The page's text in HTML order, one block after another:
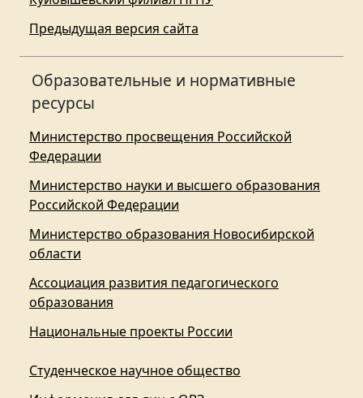
Предыдущая версия сайта
Образовательные и нормативные
ресурсы
Министерство просвещения Российской
Федерации
Министерство науки и высшего образования
Российской Федерации
Министерство образования Новосибирской
области
Ассоциация развития педагогического
образования
Национальные проекты России
Студенческое научное общество